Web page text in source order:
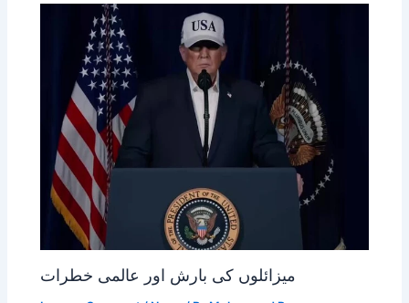
میزائلوں کی بارش اور عالمی خطرات